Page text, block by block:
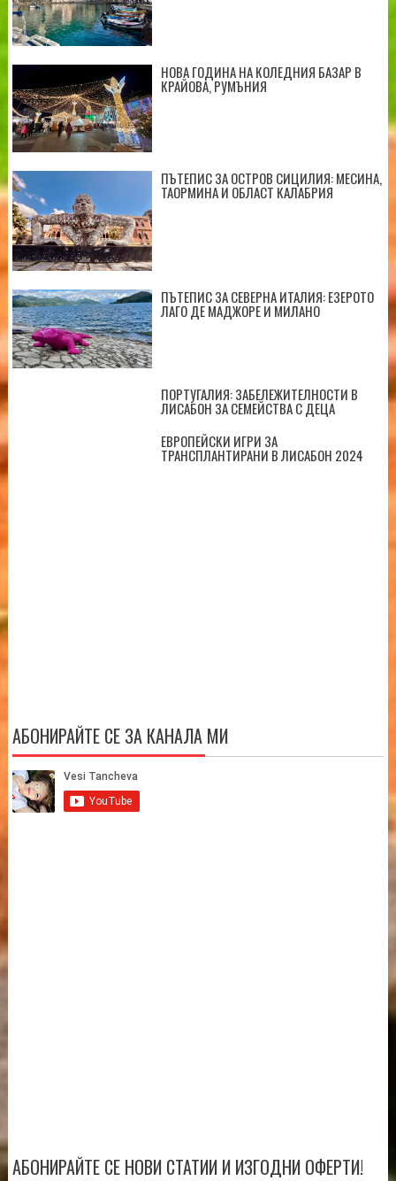
НОВА ГОДИНА НА КОЛЕДНИЯ БАЗАР В
КРАЙОВА, РУМЪНИЯ
ПЪТЕПИС ЗА ОСТРОВ СИЦИЛИЯ: МЕСИНА,
ТАОРМИНА И ОБЛАСТ КАЛАБРИЯ
ПЪТЕПИС ЗА СЕВЕРНА ИТАЛИЯ: ЕЗЕРОТО
ЛАГО ДЕ МАДЖОРЕ И МИЛАНО
ПОРТУГАЛИЯ: ЗАБЕЛЕЖИТЕЛНОСТИ В
ЛИСАБОН ЗА СЕМЕЙСТВА С ДЕЦА
ЕВРОПЕЙСКИ ИГРИ ЗА
ТРАНСПЛАНТИРАНИ В ЛИСАБОН 2024
АБОНИРАЙТЕ СЕ ЗА КАНАЛА МИ
АБОНИРАЙТЕ СЕ НОВИ СТАТИИ И ИЗГОДНИ ОФЕРТИ!